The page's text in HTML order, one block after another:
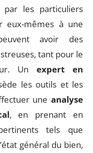
par les particuliers
eux-mêmes à une
avoir des
tant pour le
Un expert en
les outils et les
une analyse
, en prenant en
tels que
général du bien,